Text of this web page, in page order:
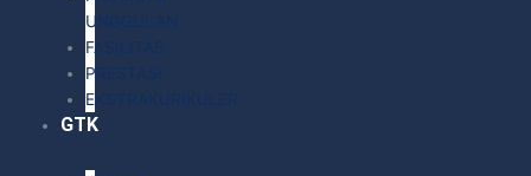
UNGGULAN
FASILITAS
PRESTASI
EKSTRAKURIKULER
GTK